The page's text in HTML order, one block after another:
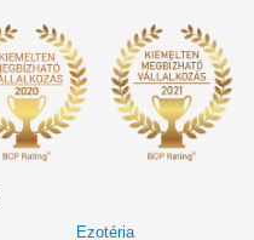
Ezotéria